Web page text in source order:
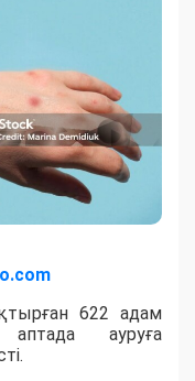
622 адам
ауруға